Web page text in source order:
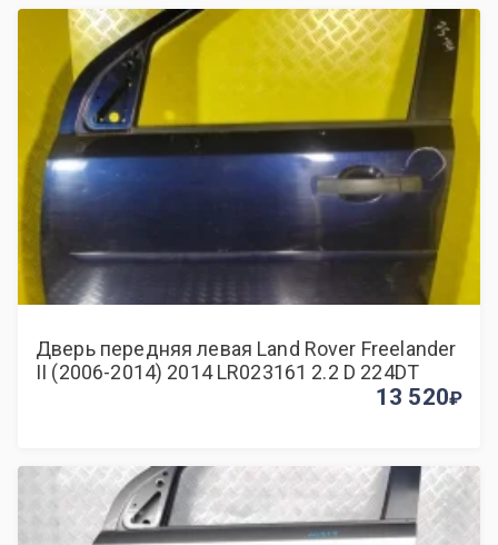
Дверь передняя левая Land Rover Freelander
II (2006-2014) 2014 LR023161 2.2 D 224DT
13 520